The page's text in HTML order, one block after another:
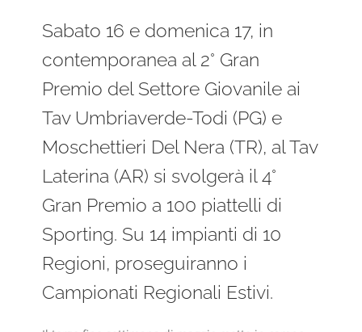
Sabato 16 e domenica 17, in
contemporanea al 2° Gran
Premio del Settore Giovanile ai
Tav Umbriaverde-Todi (PG) e
Moschettieri Del Nera (TR), al Tav
Laterina (AR) si svolgerà il 4°
Gran Premio a 100 piattelli di
Sporting. Su 14 impianti di 10
Regioni, proseguiranno i
Campionati Regionali Estivi.